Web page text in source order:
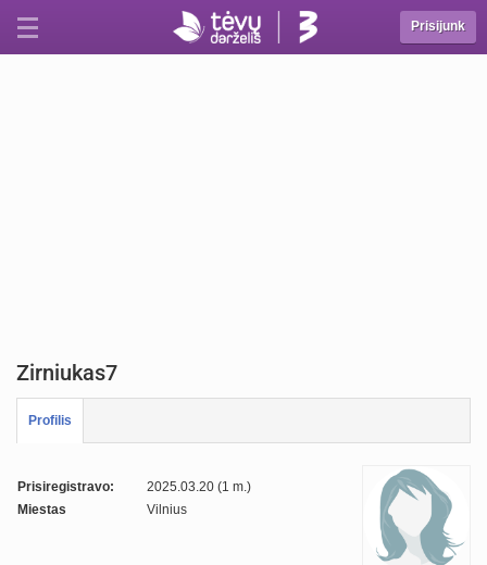
Prisijunk
Zirniukas7
Profilis
Prisiregistravo:
2025.03.20 (1 m.)
Miestas
Vilnius